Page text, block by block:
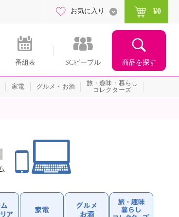
番組表 SCピープル 商品を探す
お気に入り ¥0
家電 グルメ・お酒
旅・趣味・暮らし
コレクターズ